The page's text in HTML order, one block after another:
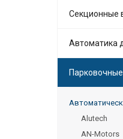
Секционные
Автоматика
Alutech
AN-Motors